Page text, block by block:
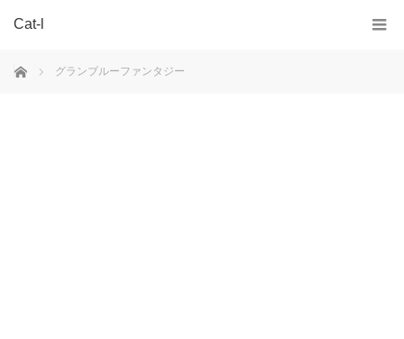
Cat-l
ホーム グランブルーファンタジー